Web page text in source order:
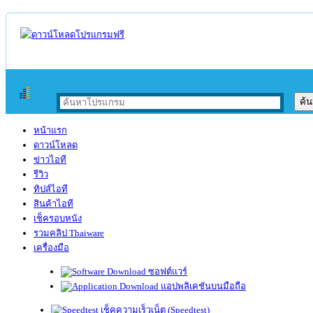
หน้าแรก
ดาวน์โหลด
ข่าวไอที
รีวิว
ทิปส์ไอที
สินค้าไอที
เช็ครอบหนัง
รวมคลิป Thaiware
เครื่องมือ
ซอฟต์แวร์
แอปพลิเคชันบนมือถือ
เช็คความเร็วเน็ต (Speedtest)